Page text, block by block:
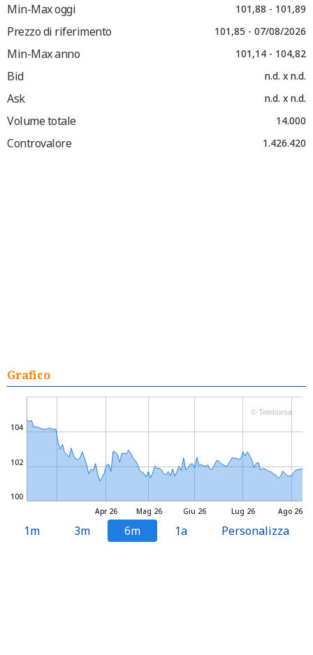
Min-Max oggi 101,88 - 101,89
Prezzo di riferimento 101,85 - 07/08/2026
Min-Max anno 101,14 - 104,82
Bid n.d. x n.d.
Ask n.d. x n.d.
Volume totale 14.000
Controvalore 1.426.420
Grafico
Mag 26 Lug 26
Apr 26 Giu 26 Ago 26
100
102
104
© Teleborsa
1m 3m 6m 1a Personalizza